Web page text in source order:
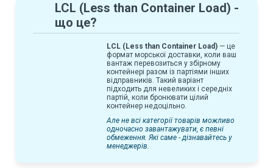
LCL (Less than Container Load) -
що це?
LCL (Less than Container Load) — це
формат морської доставки, коли ваш
вантаж перевозиться у збірному
контейнері разом із партіями інших
відправників. Такий варіант
підходить для невеликих і середніх
партій, коли бронювати цілий
контейнер недоцільно.
Але не всі категорії товарів можливо
одночасно завантажувати, є певні
обмеження. Які саме - дізнавайтесь у
менеджерів.